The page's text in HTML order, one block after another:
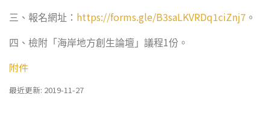
三、報名網址： https://forms.gle/B3saLKVRDq1ciZnj7 。
四、檢附「海岸地方創生論壇」議程1份。
附件
最近更新: 2019-11-27